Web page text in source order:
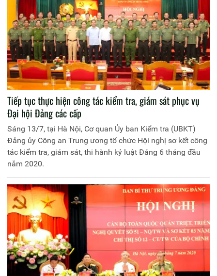
Tiếp tục thực hiện công tác kiểm tra, giám sát phục vụ
Đại hội Đảng các cấp
Sáng 13/7, tại Hà Nội, Cơ quan Ủy ban Kiểm tra (UBKT)
Đảng ủy Công an Trung ương tổ chức Hội nghị sơ kết công
tác kiểm tra, giám sát, thi hành kỷ luật Đảng 6 tháng đầu
năm 2020.